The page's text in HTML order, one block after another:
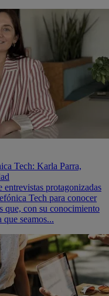
Tech: Karla Parra,
protagonizadas
Tech para conocer
que, con su conocimiento
seamos...